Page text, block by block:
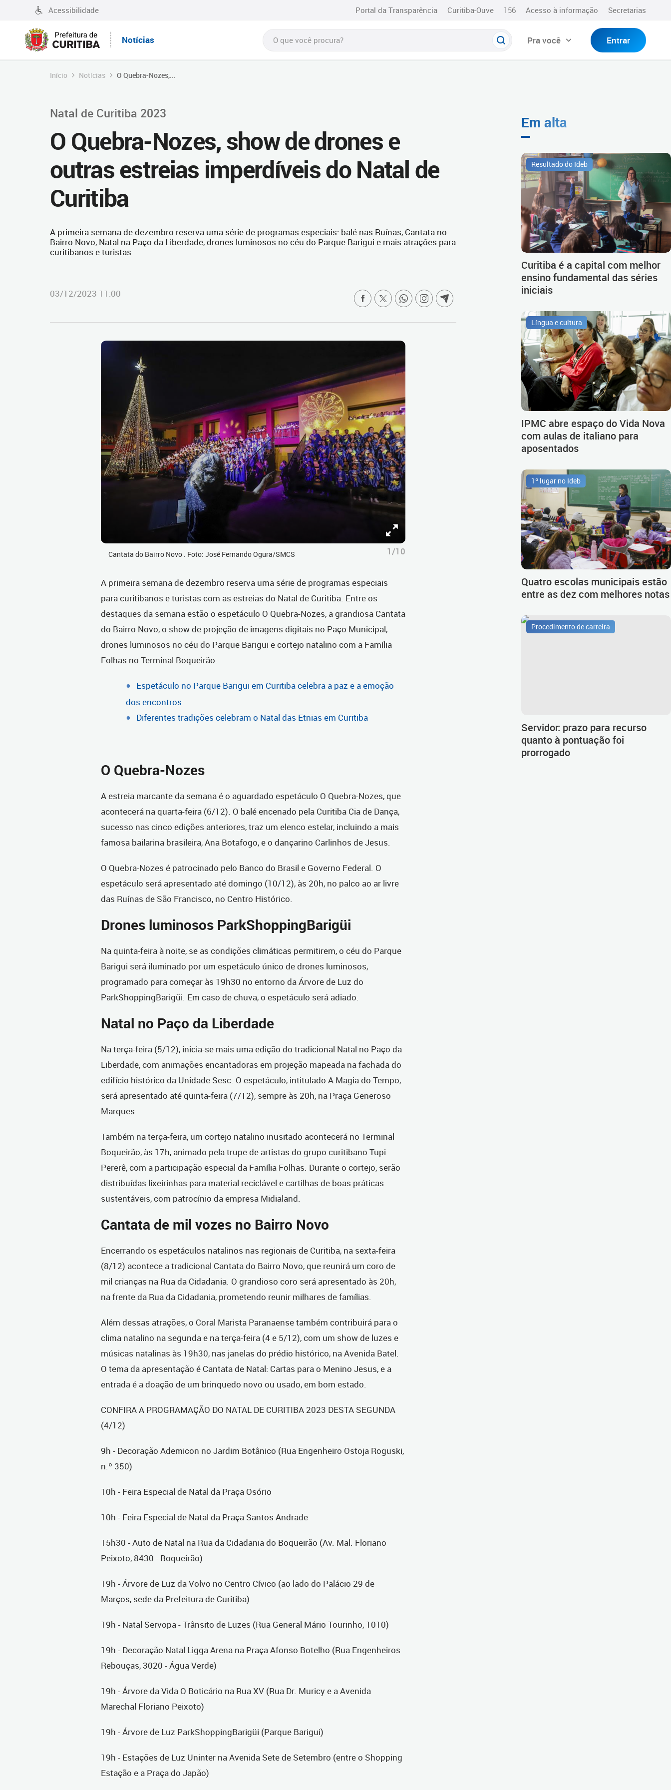
Acessibilidade Portal da Transparência Curitiba-Ouve 156 Acesso à informação Secretarias
Notícias Pra você Entrar
Início Notícias O Quebra-Nozes,...
Natal de Curitiba 2023
O Quebra-Nozes, show de drones e
outras estreias imperdíveis do Natal de
Curitiba
A primeira semana de dezembro reserva uma série de programas especiais: balé nas Ruínas, Cantata no
Bairro Novo, Natal na Paço da Liberdade, drones luminosos no céu do Parque Barigui e mais atrações para
curitibanos e turistas
03/12/2023 11:00
Cantata do Bairro Novo . Foto: José Fernando Ogura/SMCS 1/10
A primeira semana de dezembro reserva uma série de programas especiais
para curitibanos e turistas com as estreias do Natal de Curitiba. Entre os
destaques da semana estão o espetáculo O Quebra-Nozes, a grandiosa Cantata
do Bairro Novo, o show de projeção de imagens digitais no Paço Municipal,
drones luminosos no céu do Parque Barigui e cortejo natalino com a Família
Folhas no Terminal Boqueirão.
Espetáculo no Parque Barigui em Curitiba celebra a paz e a emoção
dos encontros
Diferentes tradições celebram o Natal das Etnias em Curitiba
O Quebra-Nozes
A estreia marcante da semana é o aguardado espetáculo O Quebra-Nozes, que
acontecerá na quarta-feira (6/12). O balé encenado pela Curitiba Cia de Dança,
sucesso nas cinco edições anteriores, traz um elenco estelar, incluindo a mais
famosa bailarina brasileira, Ana Botafogo, e o dançarino Carlinhos de Jesus.
O Quebra-Nozes é patrocinado pelo Banco do Brasil e Governo Federal. O
espetáculo será apresentado até domingo (10/12), às 20h, no palco ao ar livre
das Ruínas de São Francisco, no Centro Histórico.
Drones luminosos ParkShoppingBarigüi
Na quinta-feira à noite, se as condições climáticas permitirem, o céu do Parque
Barigui será iluminado por um espetáculo único de drones luminosos,
programado para começar às 19h30 no entorno da Árvore de Luz do
ParkShoppingBarigüi. Em caso de chuva, o espetáculo será adiado.
Natal no Paço da Liberdade
Na terça-feira (5/12), inicia-se mais uma edição do tradicional Natal no Paço da
Liberdade, com animações encantadoras em projeção mapeada na fachada do
edifício histórico da Unidade Sesc. O espetáculo, intitulado A Magia do Tempo,
será apresentado até quinta-feira (7/12), sempre às 20h, na Praça Generoso
Marques.
Também na terça-feira, um cortejo natalino inusitado acontecerá no Terminal
Boqueirão, às 17h, animado pela trupe de artistas do grupo curitibano Tupi
Pererê, com a participação especial da Família Folhas. Durante o cortejo, serão
distribuídas lixeirinhas para material reciclável e cartilhas de boas práticas
sustentáveis, com patrocínio da empresa Midialand.
Cantata de mil vozes no Bairro Novo
Encerrando os espetáculos natalinos nas regionais de Curitiba, na sexta-feira
(8/12) acontece a tradicional Cantata do Bairro Novo, que reunirá um coro de
mil crianças na Rua da Cidadania. O grandioso coro será apresentado às 20h,
na frente da Rua da Cidadania, prometendo reunir milhares de famílias.
Além dessas atrações, o Coral Marista Paranaense também contribuirá para o
clima natalino na segunda e na terça-feira (4 e 5/12), com um show de luzes e
músicas natalinas às 19h30, nas janelas do prédio histórico, na Avenida Batel.
O tema da apresentação é Cantata de Natal: Cartas para o Menino Jesus, e a
entrada é a doação de um brinquedo novo ou usado, em bom estado.
CONFIRA A PROGRAMAÇÃO DO NATAL DE CURITIBA 2023 DESTA SEGUNDA
(4/12)
9h - Decoração Ademicon no Jardim Botânico (Rua Engenheiro Ostoja Roguski,
n.º 350)
10h - Feira Especial de Natal da Praça Osório
10h - Feira Especial de Natal da Praça Santos Andrade
15h30 - Auto de Natal na Rua da Cidadania do Boqueirão (Av. Mal. Floriano
Peixoto, 8430 - Boqueirão)
19h - Árvore de Luz da Volvo no Centro Cívico (ao lado do Palácio 29 de
Marços, sede da Prefeitura de Curitiba)
19h - Natal Servopa - Trânsito de Luzes (Rua General Mário Tourinho, 1010)
19h - Decoração Natal Ligga Arena na Praça Afonso Botelho (Rua Engenheiros
Rebouças, 3020 - Água Verde)
19h - Árvore da Vida O Boticário na Rua XV (Rua Dr. Muricy e a Avenida
Marechal Floriano Peixoto)
19h - Árvore de Luz ParkShoppingBarigüi (Parque Barigui)
19h - Estações de Luz Uninter na Avenida Sete de Setembro (entre o Shopping
Estação e a Praça do Japão)
Em alta
Resultado do Ideb
Curitiba é a capital com melhor
ensino fundamental das séries
iniciais
Língua e cultura
IPMC abre espaço do Vida Nova
com aulas de italiano para
aposentados
1º lugar no Ideb
Quatro escolas municipais estão
entre as dez com melhores notas
Procedimento de carreira
Servidor: prazo para recurso
quanto à pontuação foi
prorrogado